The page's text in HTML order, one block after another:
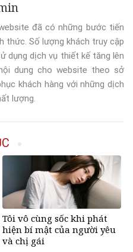
đã có những bước tiến
thức. Số lượng khách truy cập
dụng dịch vụ thiết kế tăng lên
dung cho website theo sở
khách hàng với những dịch
lượng.
Tôi vô cùng sốc khi phát
hiện bí mật của người yêu
và chị gái